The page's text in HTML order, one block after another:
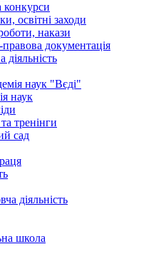
конкурси
освітні заходи
накази
документація
наук "Вєді"
наук
тренінги
сад
діяльність
школа